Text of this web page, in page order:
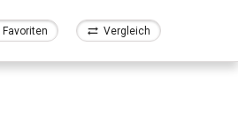
Favoriten Vergleich